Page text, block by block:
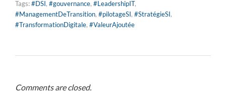
Tags:#DSI, #gouvernance, #LeadershipIT,
#ManagementDeTransition, #pilotageSI, #StratégieSI,
#TransformationDigitale, #ValeurAjoutée
Comments are closed.